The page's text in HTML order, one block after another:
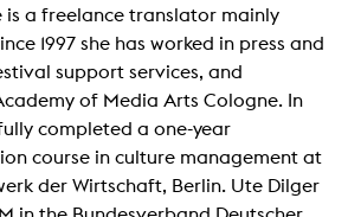
is a freelance translator mainly
1997 she has worked in press and
support services, and
of Media Arts Cologne. In
completed a one-year
course in culture management at
der Wirtschaft, Berlin. Ute Dilger